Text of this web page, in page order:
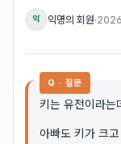
익 익명의 회원·
Q · 질문
키는 유전이라는
아빠도 키가 크